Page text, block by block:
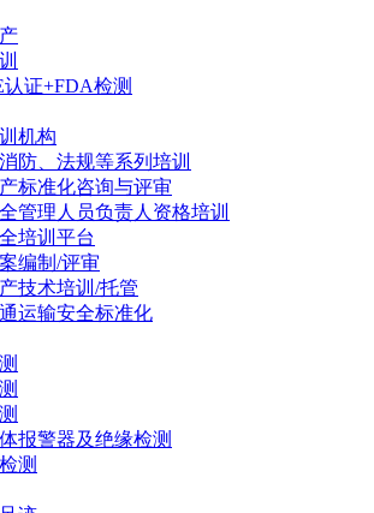
认证+FDA检测
机构
防、法规等系列培训
标准化咨询与评审
管理人员负责人资格培训
培训平台
编制/评审
技术培训/托管
运输安全标准化
报警器及绝缘检测
测